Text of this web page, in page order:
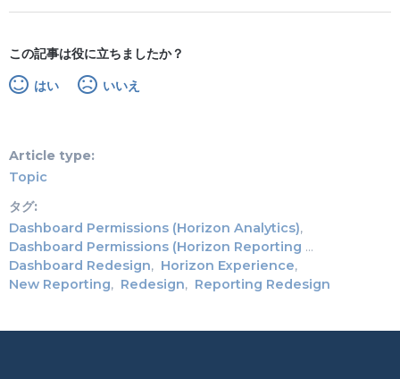
この記事は役に立ちましたか？
はい いいえ
Article type
Topic
タグ
Dashboard Permissions (Horizon Analytics)
Dashboard Permissions (Horizon Reporting and Dashboards)
Dashboard Redesign
Horizon Experience
New Reporting
Redesign Reporting Redesign